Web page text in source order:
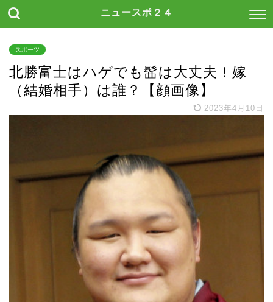
ニュースポ２４
スポーツ
北勝富士はハゲでも髷は大丈夫！嫁
（結婚相手）は誰？【顔画像】
2023年4月10日